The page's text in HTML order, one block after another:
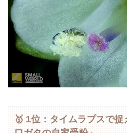
🥇 1位：タイムラプスで捉